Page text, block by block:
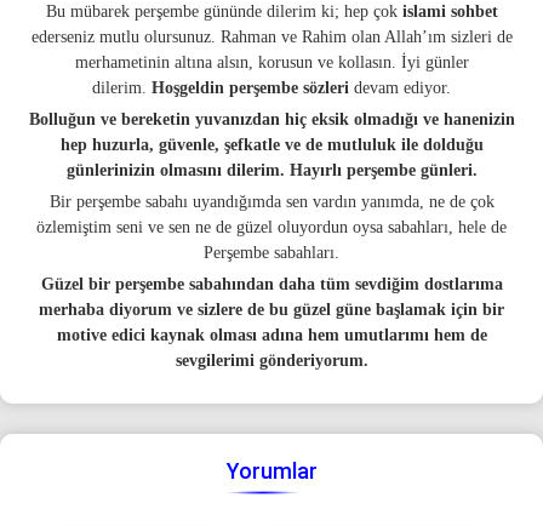
Bu mübarek perşembe gününde dilerim ki; hep çok islami sohbet
ederseniz mutlu olursunuz. Rahman ve Rahim olan Allah’ım sizleri de
merhametinin altına alsın, korusun ve kollasın. İyi günler
dilerim. Hoşgeldin perşembe sözleri devam ediyor.
Bolluğun ve bereketin yuvanızdan hiç eksik olmadığı ve hanenizin
hep huzurla, güvenle, şefkatle ve de mutluluk ile dolduğu
günlerinizin olmasını dilerim. Hayırlı perşembe günleri.
Bir perşembe sabahı uyandığımda sen vardın yanımda, ne de çok
özlemiştim seni ve sen ne de güzel oluyordun oysa sabahları, hele de
Perşembe sabahları.
Güzel bir perşembe sabahından daha tüm sevdiğim dostlarıma
merhaba diyorum ve sizlere de bu güzel güne başlamak için bir
motive edici kaynak olması adına hem umutlarımı hem de
sevgilerimi gönderiyorum.
Yorumlar